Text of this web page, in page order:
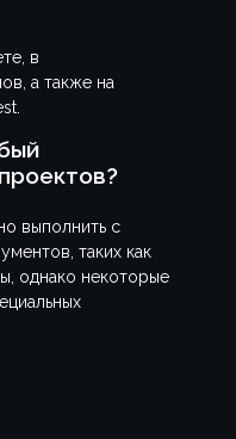
в
а также на
выполнить с
таких как
однако некоторые